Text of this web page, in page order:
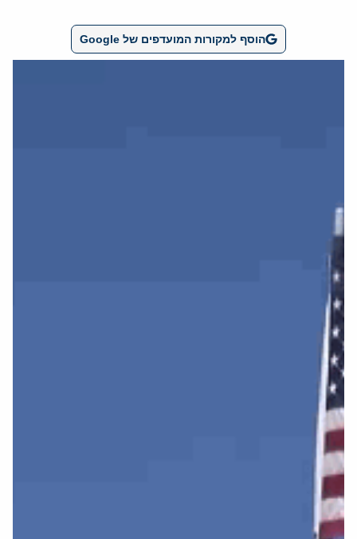
הוסף למקורות המועדפים של Google